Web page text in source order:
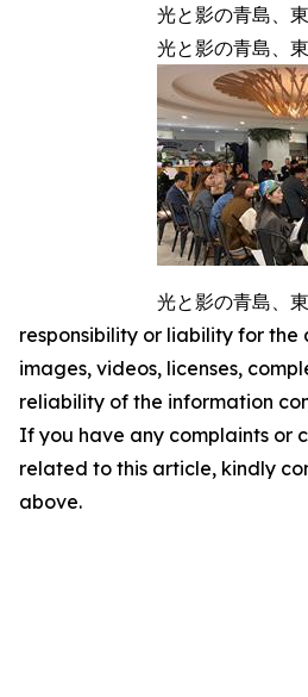
光と影の青島、
光と影の青島、
光と影の青島、
responsibility or liability for the
images, videos, licenses,
reliability of the information
If you have any complaints or
related to this article, kindly
above.